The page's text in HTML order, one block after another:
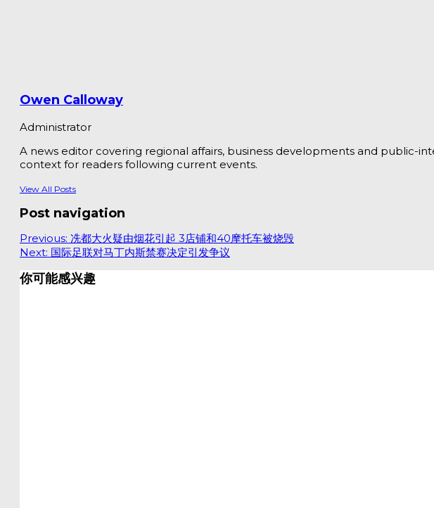
Owen Calloway
Administrator
A news editor covering regional affairs, business developments and public-
context for readers following current events.
View All Posts
Post navigation
Previous: 冼都大火疑由烟花引起 3店铺和40摩托车被烧毁
Next: 国际足联对马丁内斯禁赛决定引发争议
你可能感兴趣